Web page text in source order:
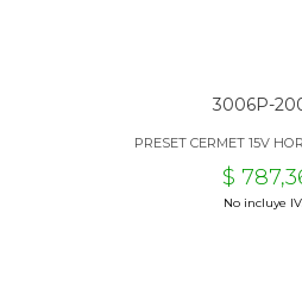
3006P-
PRESET CERMET 15V
$
No incluye